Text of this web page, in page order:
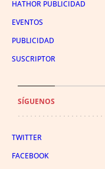
HATHOR PUBLICIDAD
EVENTOS
PUBLICIDAD
SUSCRIPTOR
SÍGUENOS
TWITTER
FACEBOOK